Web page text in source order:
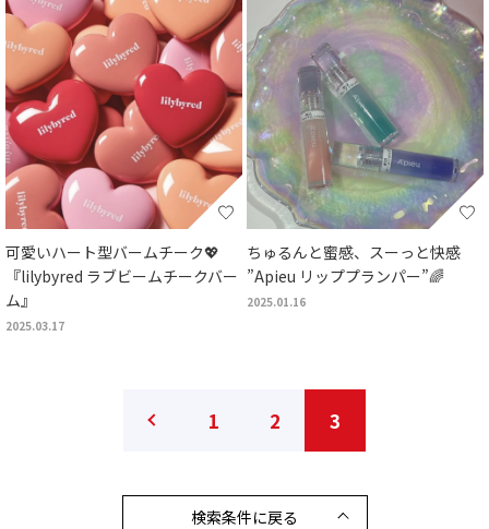
可愛いハート型バームチーク💖
『lilybyred ラブビームチークバー
ム』
2025.03.17
ちゅるんと蜜感、スーっと快感
”Apieu リッププランパー”🌈
2025.01.16
1 2 3
検索条件に戻る